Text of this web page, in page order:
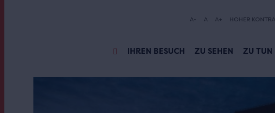
A- A A+ HOHER
IHREN BESUCH ZU SEHEN ZU TUN